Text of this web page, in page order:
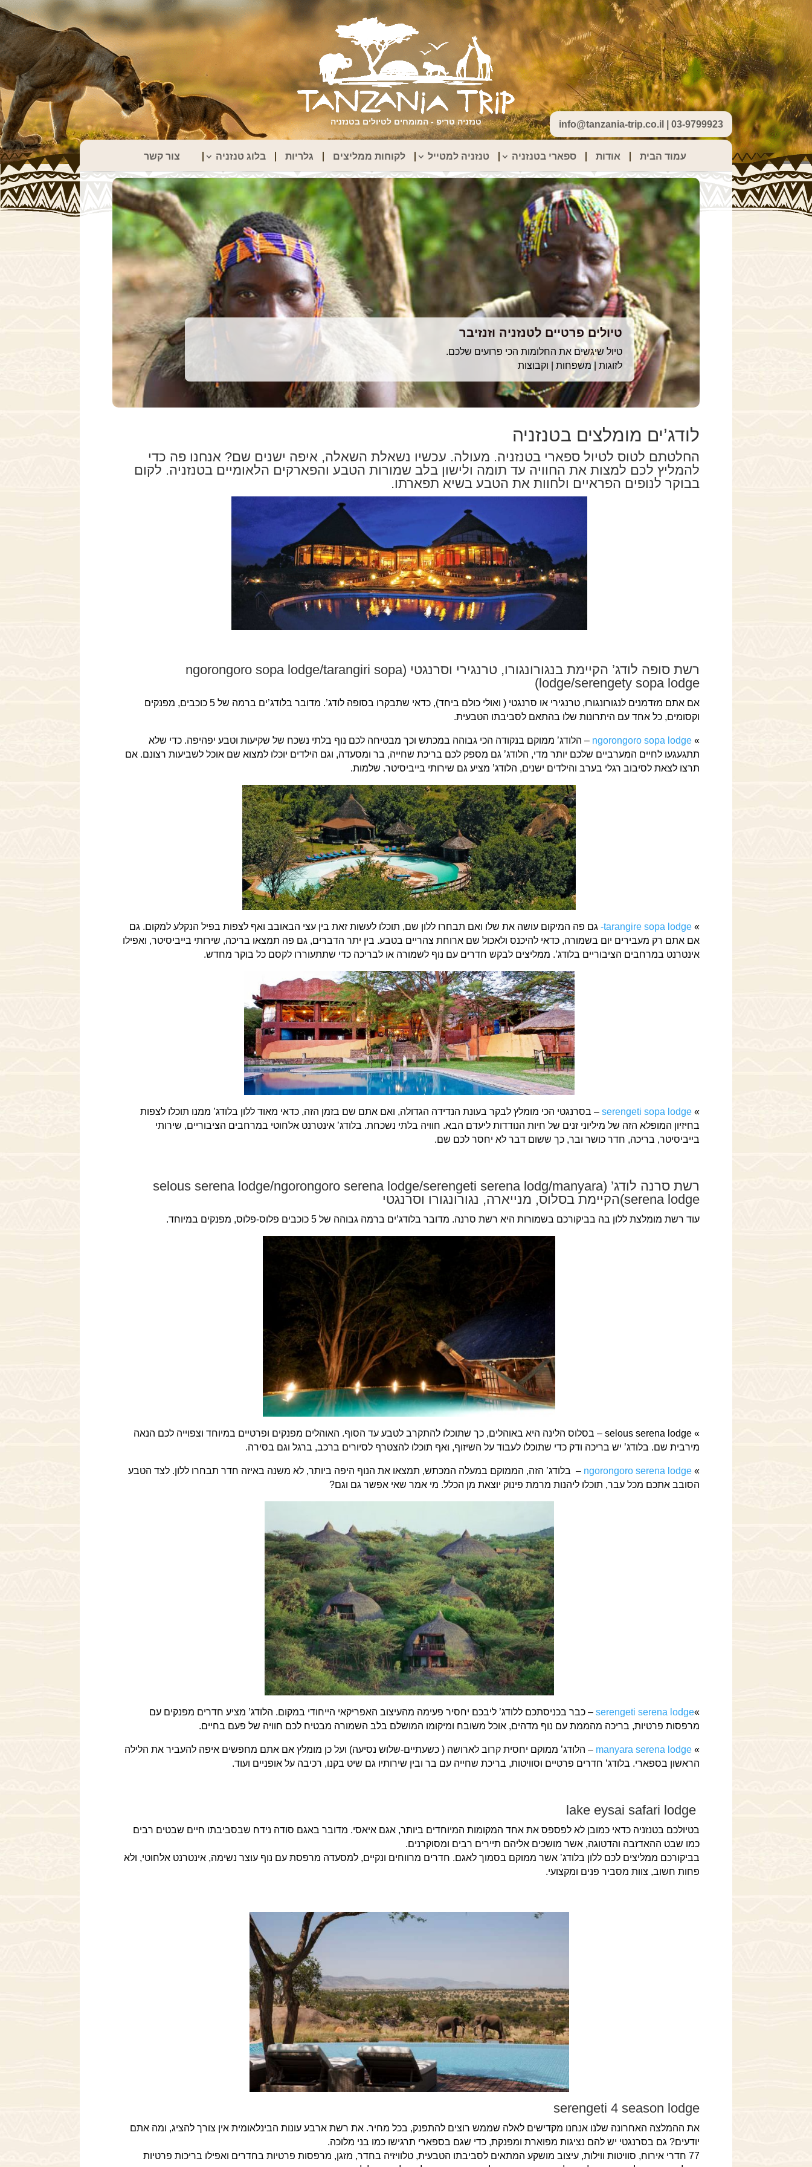
טנזניה טריפ - המומחים לטיולים בטנזניה info@tanzania-trip.co.il | 03-9799923
עמוד הבית אודות ספארי בטנזניה טנזניה למטייל לקוחות ממליצים גלריות בלוג טנזניה צור קשר
טיולים פרטיים לטנזניה וזנזיבר
טיול שיגשים את החלומות הכי פרועים שלכם.
לזוגות | משפחות | וקבוצות
לודג’ים מומלצים בטנזניה
החלטתם לטוס לטיול ספארי בטנזניה. מעולה. עכשיו נשאלת השאלה, איפה ישנים שם? אנחנו פה כדי
להמליץ לכם למצות את החוויה עד תומה ולישון בלב שמורות הטבע והפארקים הלאומיים בטנזניה. לקום
בבוקר לנופים הפראיים ולחוות את הטבע בשיא תפארתו.
רשת סופה לודג’ הקיימת בנגורונגורו, טרנגירי וסרנגטי (ngorongoro sopa lodge/tarangiri sopa
lodge/serengety sopa lodge)
אם אתם מזדמנים לנגורונגורו, טרנגירי או סרנגטי ( ואולי כולם ביחד), כדאי שתבקרו בסופה לודג’. מדובר בלודג’ים ברמה של 5 כוכבים, מפנקים
וקסומים, כל אחד עם היתרונות שלו בהתאם לסביבתו הטבעית.
»
ngorongoro sopa lodge – הלודג’ ממוקם בנקודה הכי גבוהה במכתש וכך מבטיחה לכם נוף בלתי נשכח של שקיעות וטבע יפהיפה. כדי שלא
תתגעגעו לחיים המערביים שלכם יותר מדי, הלודג’ גם מספק לכם בריכת שחייה, בר ומסעדה, וגם הילדים יוכלו למצוא שם אוכל לשביעות רצונם. אם
תרצו לצאת לסיבוב רגלי בערב והילדים ישנים, הלודג’ מציע גם שירותי בייביסיטר. שלמות.
»
tarangire sopa lodge- גם פה המיקום עושה את שלו ואם תבחרו ללון שם, תוכלו לעשות זאת בין עצי הבאובב ואף לצפות בפיל הנקלע למקום. גם
אם אתם רק מעבירים יום בשמורה, כדאי להיכנס ולאכול שם ארוחת צהריים בטבע. בין יתר הדברים, גם פה תמצאו בריכה, שירותי בייביסיטר, ואפילו
אינטרנט במרחבים הציבוריים בלודג’. ממליצים לבקש חדרים עם נוף לשמורה או לבריכה כדי שתתעוררו לקסם כל בוקר מחדש.
»
serengeti sopa lodge – בסרנגטי הכי מומלץ לבקר בעונת הנדידה הגדולה, ואם אתם שם בזמן הזה, כדאי מאוד ללון בלודג’ ממנו תוכלו לצפות
בחיזיון המופלא הזה של מיליוני זנים של חיות הנודדות ליעדם הבא. חוויה בלתי נשכחת. בלודג’ אינטרנט אלחוטי במרחבים הציבוריים, שירותי
בייביסיטר, בריכה, חדר כושר ובר, כך ששום דבר לא יחסר לכם שם.
רשת סרנה לודג’ (selous serena lodge/ngorongoro serena lodge/serengeti serena lodg/manyara
serena lodge)הקיימת בסלוס, מנייארה, נגורונגורו וסרנגטי
עוד רשת מומלצת ללון בה בביקורכם בשמורות היא רשת סרנה. מדובר בלודג’ים ברמה גבוהה של 5 כוכבים פלוס-פלוס, מפנקים במיוחד.
» selous serena lodge – בסלוס הלינה היא באוהלים, כך שתוכלו להתקרב לטבע עד הסוף. האוהלים מפנקים ופרטיים במיוחד וצפוייה לכם הנאה
מירבית שם. בלודג’ יש בריכה ודק כדי שתוכלו לעבוד על השיזוף, ואף תוכלו להצטרף לסיורים ברכב, ברגל וגם בסירה.
»
ngorongoro serena lodge – בלודג’ הזה, הממוקם במעלה המכתש, תמצאו את הנוף היפה ביותר, לא משנה באיזה חדר תבחרו ללון. לצד הטבע
הסובב אתכם מכל עבר, תוכלו ליהנות מרמת פינוק יוצאת מן הכלל. מי אמר שאי אפשר גם וגם?
»
serengeti serena lodge – כבר בכניסתכם ללודג’ ליבכם יחסיר פעימה מהעיצוב האפריקאי הייחודי במקום. הלודג’ מציע חדרים מפנקים עם
מרפסות פרטיות, בריכה מהממת עם נוף מדהים, אוכל משובח ומיקומו המושלם בלב השמורה מבטיח לכם חוויה של פעם בחיים.
»
manyara serena lodge – הלודג’ ממוקם יחסית קרוב לארושה ( כשעתיים-שלוש נסיעה) ועל כן מומלץ אם אתם מחפשים איפה להעביר את הלילה
הראשון בספארי. בלודג’ חדרים פרטיים וסוויטות, בריכת שחייה עם בר ובין שירותיו גם שיט בקנו, רכיבה על אופניים ועוד.
בטיולכם בטנזניה כדאי כמובן לא לפספס את אחד המקומות המיוחדים ביותר, אגם איאסי. מדובר באגם סודה נידח שבסביבתו חיים שבטים רבים
כמו שבט ההאדזבה והדטוגה, אשר מושכים אליהם תיירים רבים ומסוקרנים.
בביקורכם ממליצים לכם ללון בלודג’ אשר ממוקם בסמוך לאגם. חדרים מרווחים ונקיים, למסעדה מרפסת עם נוף עוצר נשימה, אינטרנט אלחוטי, ולא
פחות חשוב, צוות מסביר פנים ומקצועי.
serengeti 4 season lodge
את ההמלצה האחרונה שלנו אנחנו מקדישים לאלה שממש רוצים להתפנק, בכל מחיר. את רשת ארבע עונות הבינלאומית אין צורך להציג, ומה אתם
יודעים? גם בסרנגטי יש להם נציגות מפוארת ומפנקת, כדי שגם בספארי תרגישו כמו בני מלוכה.
77 חדרי אירוח, סוויטות ווילות, עיצוב מושקע המתאים לסביבתו הטבעית, טלוויזיה בחדר, מזגן, מרפסות פרטיות בחדרים ואפילו בריכות פרטיות